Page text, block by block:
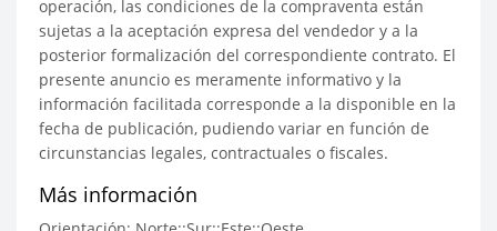
operación, las condiciones de la compraventa están
sujetas a la aceptación expresa del vendedor y a la
posterior formalización del correspondiente contrato. El
presente anuncio es meramente informativo y la
información facilitada corresponde a la disponible en la
fecha de publicación, pudiendo variar en función de
circunstancias legales, contractuales o fiscales.
Más información